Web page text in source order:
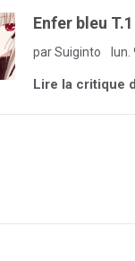
Enfer bleu T.1
par Suiginto
Lire la critique